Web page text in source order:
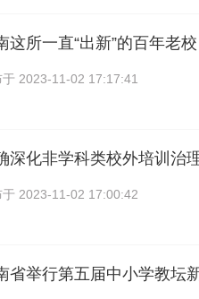
这所一直“出新”的百年老
于 2023-11-02 17:17:41
深化非学科类校外培训治
于 2023-11-02 17:00:42
省举行第五届中小学教坛